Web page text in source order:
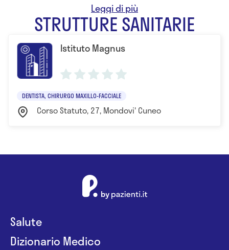
Ortodonzia, Osteopatia e Posturologia. Da 35 anni
studioso e ricercatore delle problematiche di
Batteriologia Clinica inerenti le infezioni
parodontali e perimplantari. Approccio
FUNZIONALISTICO dei trattamenti implanto-protesici
personalizzati in relazione alle caratteristiche
individuali del Paziente con particolare riguardo all'
aspetto BIOMECCANICO della funzione Occlusale
statico- dinamica dell' apparato occluso-
STRUTTURE SANITARIE
Istituto Magnus
DENTISTA, CHIRURGO MAXILLO-FACCIALE
Corso Statuto, 27, Mondovi' Cuneo
Salute
Dizionario Medico